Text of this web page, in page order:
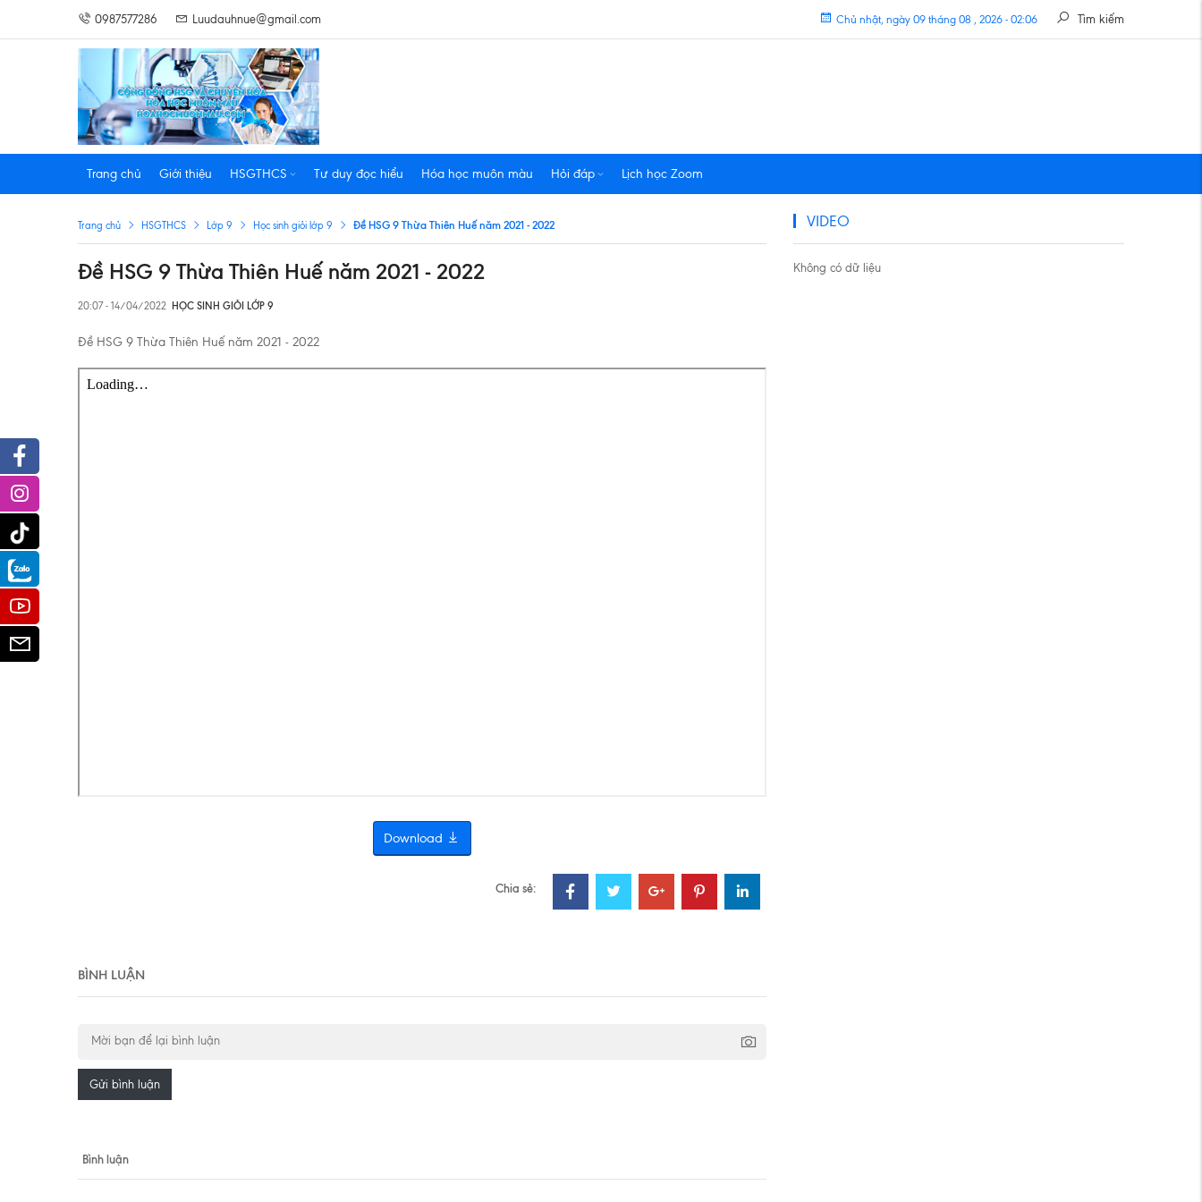
0987577286 Luudauhnue@gmail.com Tìm kiếm
Chủ nhật, ngày 09 tháng 08 , 2026 - 02:06
Trang chủ Giới thiệu HSGTHCS Tư duy đọc hiểu Hóa học muôn màu Hỏi đáp Lịch học Zoom
Trang chủ HSGTHCS Lớp 9 Học sinh giỏi lớp 9 Đề HSG 9 Thừa Thiên Huế năm 2021 - 2022
Đề HSG 9 Thừa Thiên Huế năm 2021 - 2022
20:07 - 14/04/2022 HỌC SINH GIỎI LỚP 9
Đề HSG 9 Thừa Thiên Huế năm 2021 - 2022
Download
Chia sẻ:
BÌNH LUẬN
Gửi bình luận
Bình luận
VIDEO
Không có dữ liệu